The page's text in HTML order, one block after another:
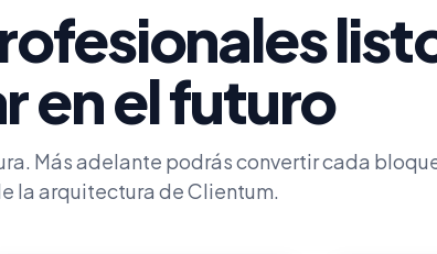
en el futuro
Más adelante podrás convertir cada
la arquitectura de Clientum.